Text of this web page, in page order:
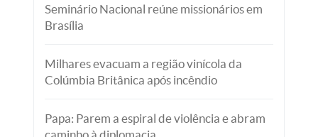
Seminário Nacional reúne missionários em
Brasília
Milhares evacuam a região vinícola da
Colúmbia Britânica após incêndio
Papa: Parem a espiral de violência e abram